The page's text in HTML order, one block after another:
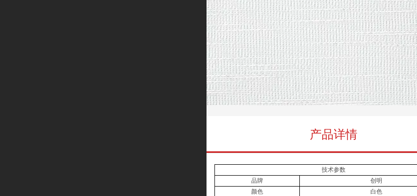
331.02410
产品详情
技术参数
品牌
创明
颜色
白色